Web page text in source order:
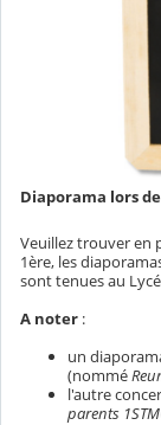
Diaporama lors
Veuillez trouver en
1ère, les
sont tenues au
A noter :
un
(nommé
l'autre
parents